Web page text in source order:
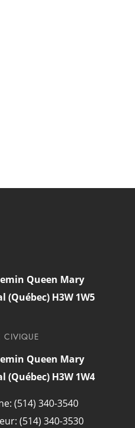
Queen Mary
(Québec) H3W 1W5
CIVIQUE
Queen Mary
(Québec) H3W 1W4
(514) 340-3540
(514) 340-3530